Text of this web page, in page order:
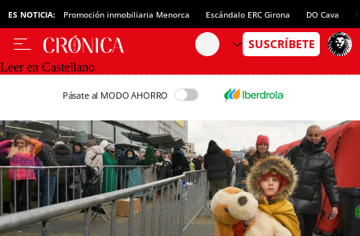
ES NOTICIA: Promoción inmobiliaria Menorca Escándalo ERC Girona DO Cava
Leer en Castellano
Pásate al MODO AHORRO